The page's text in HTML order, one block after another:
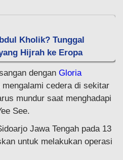
Kholik? Tunggal
Hijrah ke Eropa
dengan Gloria
mengalami cedera di sekitar
mundur saat menghadapi
See.
Jawa Tengah pada 13
untuk melakukan operasi